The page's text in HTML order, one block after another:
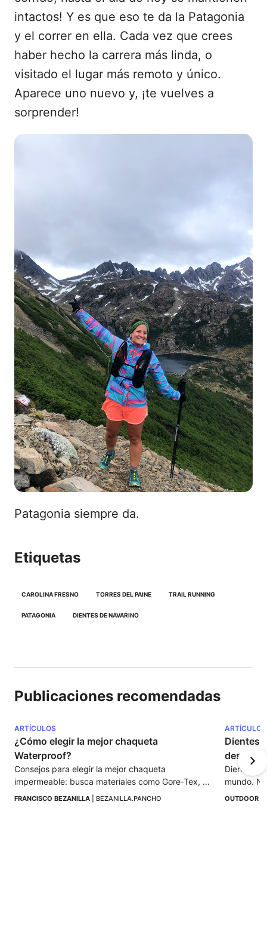
intactos! Y es que eso te da la Patagonia
y el correr en ella. Cada vez que crees
haber hecho la carrera más linda, o
visitado el lugar más remoto y único.
Aparece uno nuevo y, ¡te vuelves a
sorprender!
Patagonia siempre da.
Etiquetas
CAROLINA FRESNO TORRES DEL PAINE TRAIL RUNNING
PATAGONIA DIENTES DE NAVARINO
Publicaciones recomendadas
ARTÍCULOS
¿Cómo elegir la mejor chaqueta
Waterproof?
Consejos para elegir la mejor chaqueta
impermeable: busca materiales como Gore-Tex,
verifica la clasificación HH, y prioriza costuras
FRANCISCO BEZANILLA BEZANILLA.PANCHO
ARTÍCULOS
Dientes
desafía
Dientes
mundo.
aventura
OUTDOOR